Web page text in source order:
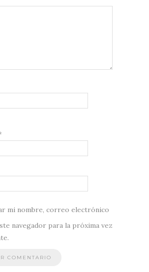
mi nombre, correo electrónico
navegador para la próxima vez